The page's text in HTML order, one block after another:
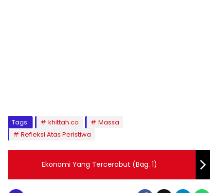
Tags: khittah.co
Massa
Refleksi Atas Peristiwa
Ekonomi Yang Tercerabut (Bag. 1)